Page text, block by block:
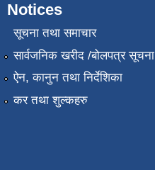
Notices
सूचना तथा समाचार
सार्वजनिक खरीद /बोलपत्र सूचना
ऐन, कानुन तथा निर्देशिका
कर तथा शुल्कहरु